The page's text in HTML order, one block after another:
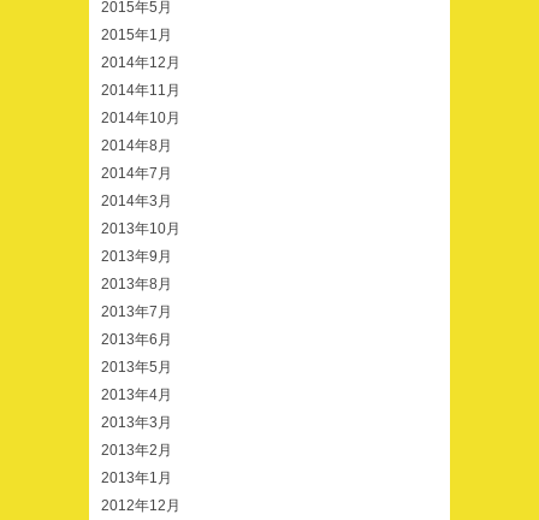
2015年5月
2015年1月
2014年12月
2014年11月
2014年10月
2014年8月
2014年7月
2014年3月
2013年10月
2013年9月
2013年8月
2013年7月
2013年6月
2013年5月
2013年4月
2013年3月
2013年2月
2013年1月
2012年12月